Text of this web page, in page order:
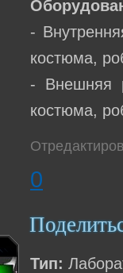
-
костюма,
- Внешняя
костюма,
0
Тип: